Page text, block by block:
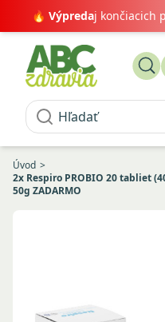
🔥 Výpredaj končiacich
Úvod
2x Respiro PROBIO 20 tabliet
50g ZADARMO